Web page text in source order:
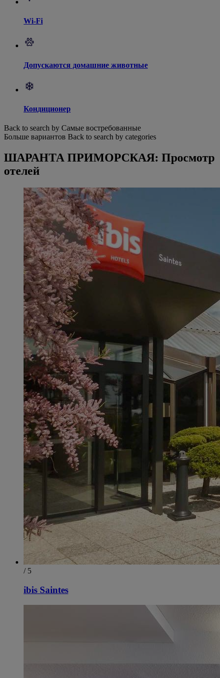
Wi-Fi
Допускаются домашние животные
Кондиционер
Back to search by Самые востребованные
Больше вариантов Back to search by categories
ШАРАНТА ПРИМОРСКАЯ: Просмотр
отелей
/ 5
ibis Saintes